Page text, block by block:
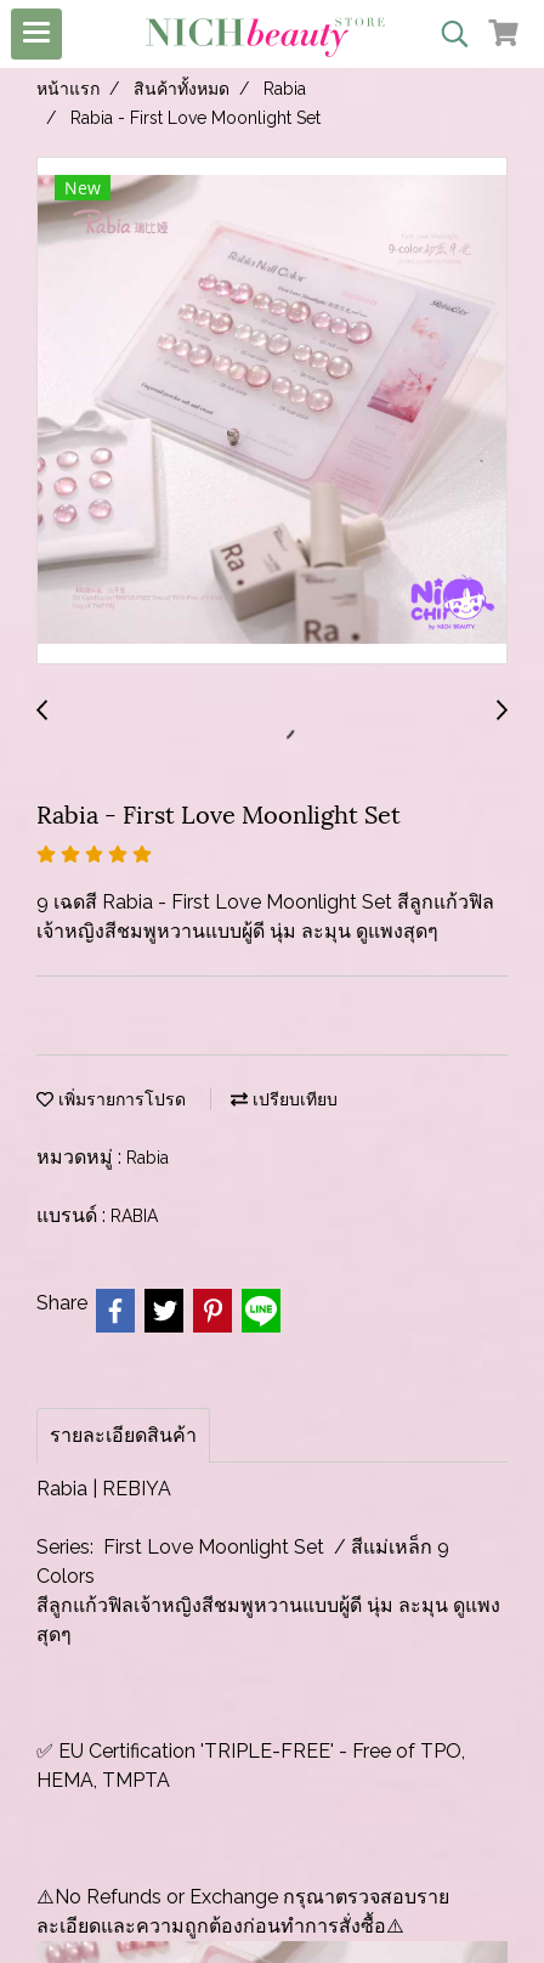
หน้าแรก สินค้าทั้งหมด
Rabia
Rabia - First Love Moonlight Set
New
Rabia - First Love Moonlight Set
9 เฉดสี Rabia - First Love Moonlight Set สีลูกแก้วฟิล
เจ้าหญิงสีชมพูหวานแบบผู้ดี นุ่ม ละมุน ดูแพงสุดๆ
เพิ่มรายการโปรด เปรียบเทียบ
หมวดหมู่ : Rabia
แบรนด์ : RABIA
Share
รายละเอียดสินค้า
Rabia | REBIYA
Series: First Love Moonlight Set / สีแม่เหล็ก 9
Colors
สีลูกแก้วฟิลเจ้าหญิงสีชมพูหวานแบบผู้ดี นุ่ม ละมุน ดูแพง
สุดๆ
✅ EU Certification 'TRIPLE-FREE' - Free of TPO,
HEMA, TMPTA
⚠️No Refunds or Exchange กรุณาตรวจสอบราย
ละเอียดและความถูกต้องก่อนทำการสั่งซื้อ⚠️